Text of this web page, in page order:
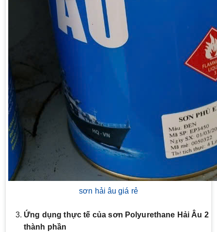
sơn hải âu giá rẻ
Ứng dụng thực tế của sơn Polyurethane Hải Âu 2
thành phần